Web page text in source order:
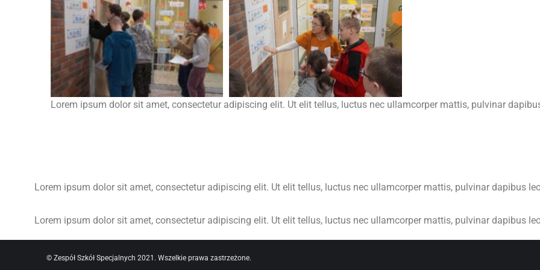
Lorem ipsum dolor sit amet, consectetur adipiscing elit. Ut elit tellus, luctus nec ullamcorper mattis, pulvinar
Lorem ipsum dolor sit amet, consectetur adipiscing elit. Ut elit tellus, luctus nec ullamcorper mattis, pulvinar dapibus
Lorem ipsum dolor sit amet, consectetur adipiscing elit. Ut elit tellus, luctus nec ullamcorper mattis, pulvinar dapibus
© Zespół Szkół Specjalnych 2021. Wszelkie prawa zastrzeżone.